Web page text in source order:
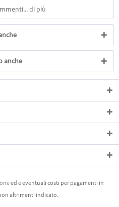
di più
anche
ed e eventuali costi per pagamenti in
altrimenti indicato.